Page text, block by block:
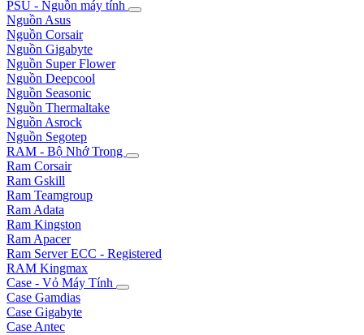
PSU - Nguồn máy tính
Nguồn Asus
Nguồn Corsair
Nguồn Gigabyte
Nguồn Super Flower
Nguồn Deepcool
Nguồn Seasonic
Nguồn Thermaltake
Nguồn Asrock
Nguồn Segotep
RAM - Bộ Nhớ Trong
Ram Corsair
Ram Gskill
Ram Teamgroup
Ram Adata
Ram Kingston
Ram Apacer
Ram Server ECC - Registered
RAM Kingmax
Case - Vỏ Máy Tính
Case Gamdias
Case Gigabyte
Case Antec